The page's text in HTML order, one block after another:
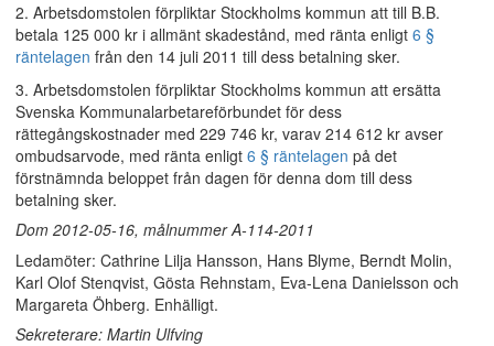
2. Arbetsdomstolen förpliktar Stockholms kommun att till B.B.
betala 125 000 kr i allmänt skadestånd, med ränta enligt 6 §
räntelagen från den 14 juli 2011 till dess betalning sker.
3. Arbetsdomstolen förpliktar Stockholms kommun att ersätta
Svenska Kommunalarbetareförbundet för dess
rättegångskostnader med 229 746 kr, varav 214 612 kr avser
ombudsarvode, med ränta enligt 6 § räntelagen på det
förstnämnda beloppet från dagen för denna dom till dess
betalning sker.
Dom 2012-05-16, målnummer A-114-2011
Ledamöter: Cathrine Lilja Hansson, Hans Blyme, Berndt Molin,
Karl Olof Stenqvist, Gösta Rehnstam, Eva-Lena Danielsson och
Margareta Öhberg. Enhälligt.
Sekreterare: Martin Ulfving